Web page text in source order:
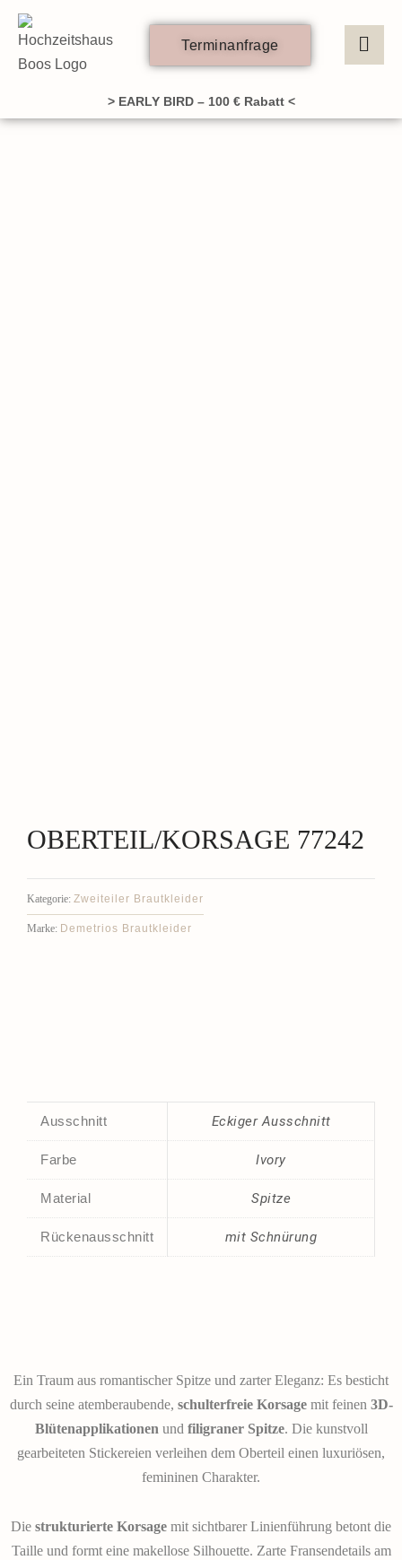
Zum
Inhalt
springen
Terminanfrage
> EARLY BIRD – 100 € Rabatt <
OBERTEIL/KORSAGE 77242
Kategorie: Zweiteiler Brautkleider
Marke: Demetrios Brautkleider
Ausschnitt Eckiger Ausschnitt
Farbe Ivory
Material Spitze
Rückenausschnitt mit Schnürung
Ein Traum aus romantischer Spitze und zarter Eleganz: Es besticht
durch seine atemberaubende, schulterfreie Korsagemit feinen 3D-
Blütenapplikationen und filigraner Spitze. Die kunstvoll
gearbeiteten Stickereien verleihen dem Oberteil einen luxuriösen,
femininen Charakter.
Die strukturierte Korsage mit sichtbarer Linienführung betont die
Taille und formt eine makellose Silhouette. Zarte Fransendetails am